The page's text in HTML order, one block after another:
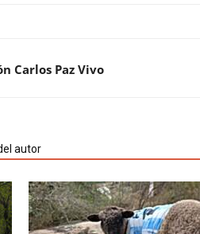
Carlos Paz Vivo
autor